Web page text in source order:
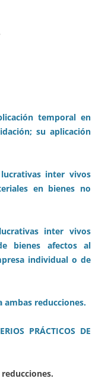
temporal en
su aplicación
lucrativas inter vivos
en bienes no
inter vivos
bienes afectos al
individual o de
ambas reducciones.
PRÁCTICOS DE